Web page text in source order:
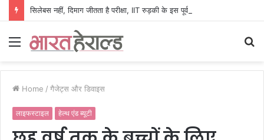
Menu
Home / गैजेट्स और डिवाइस
लाइफस्टाइल हेल्थ एंड ब्यूटी